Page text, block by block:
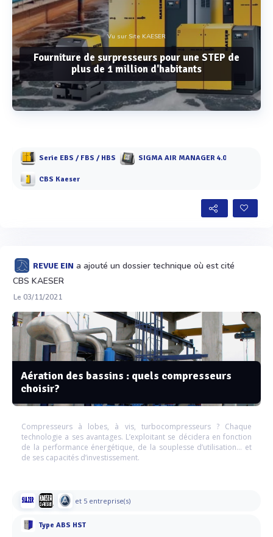
Vu sur Site KAESER
Fourniture de surpresseurs pour une STEP de
plus de 1 million d'habitants
Voir plus
Serie EBS / FBS / HBS SIGMA AIR MANAGER 4.0
CBS Kaeser
REVUE EIN a ajouté un dossier technique où est cité
CBS KAESER
Le 03/11/2021
Aération des bassins : quels compresseurs
choisir?
Compresseurs à lobes, à vis, turbocompresseurs ? Chaque
technologie a ses avantages. L’exploitant se décidera en fonction
de la performance énergétique, de la souplesse d’utilisation… et
de ses capacités d’investissement.
et 5 entreprise(s)
Type ABS HST